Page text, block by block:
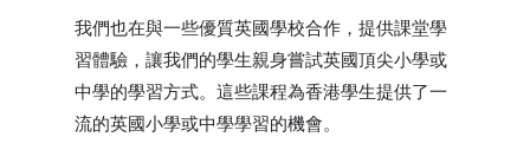
我們也在與一些優質英國學校合作，提供課堂學
習體驗，讓我們的學生親身嘗試英國頂尖小學或
中學的學習方式。這些課程為香港學生提供了一
流的英國小學或中學學習的機會。